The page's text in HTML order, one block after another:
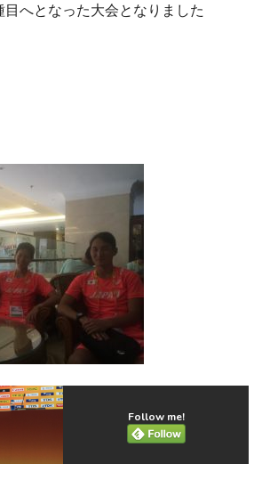
へとなった大会となりました
Follow me!